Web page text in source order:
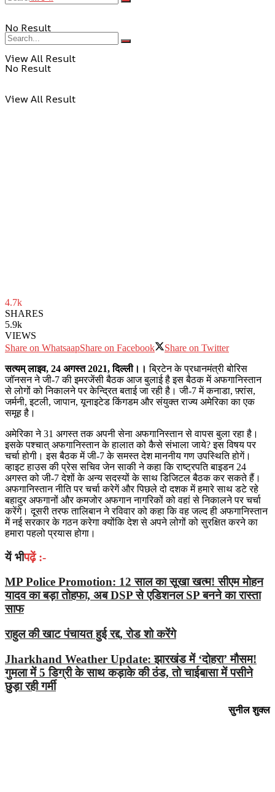
No Result
View All Result
No Result
View All Result
4.7k
SHARES
5.9k
VIEWS
Share on WhatsaapShare on Facebook
Share on Twitter
सत्यम् लाइव, 24 अगस्त 2021, दिल्ली।।ब्रिटेन के प्रधानमंत्री बोरिस
जॉनसन ने जी-7 की इमरजेंसी बैठक आज बुलाई है इस बैठक में अफगानिस्तान
से लोगों को निकालने पर केन्द्रित बताई जा रही है। जी-7 में कनाडा, फ़्रांस,
जर्मनी, इटली, जापान, यूनाइटेड किंगडम और संयुक्त राज्य अमेरिका का एक
समूह है।
अमेरिका ने 31 अगस्त तक अपनी सेना अफगानिस्तान से वापस बुला रहा है।
इसके पश्चात् अफगानिस्तान के हालात को कैसे संभाला जाये? इस विषय पर
चर्चा होगी। इस बैठक में जी-7 के समस्त देश माननीय गण उपस्थिति होगें।
व्हाइट हाउस की प्रेस सचिव जेन साकी ने कहा कि राष्ट्रपति बाइडन 24
अगस्त को जी-7 देशों के अन्य सदस्यों के साथ डिजिटल बैठक कर सकते हैं।
अफगानिस्तान नीति पर चर्चा करेगें और पिछले दो दशक में हमारे साथ डटे रहे
बहादुर अफगानों और कमजोर अफगान नागरिकों को वहां से निकालने पर चर्चा
करेंगे। दूसरी तरफ तालिबान ने रविवार को कहा कि वह जल्द ही अफगानिस्तान
में नई सरकार के गठन करेगा क्योंकि देश से अपने लोगों को सुरक्षित करने का
हमारा पहलो प्रयास होगा।
यें भीपढ़ें :-
MP Police Promotion: 12 साल का सूखा खत्म! सीएम मोहन
यादव का बड़ा तोहफा, अब DSP से एडिशनल SP बनने का रास्ता
साफ
राहुल की खाट पंचायत हुई रद्द, रोड शो करेंगे
Jharkhand Weather Update: झारखंड में ‘दोहरा’ मौसम!
गुमला में 5 डिग्री के साथ कड़ाके की ठंड, तो चाईबासा में पसीने
छुड़ा रही गर्मी
सुनील शुक्ल